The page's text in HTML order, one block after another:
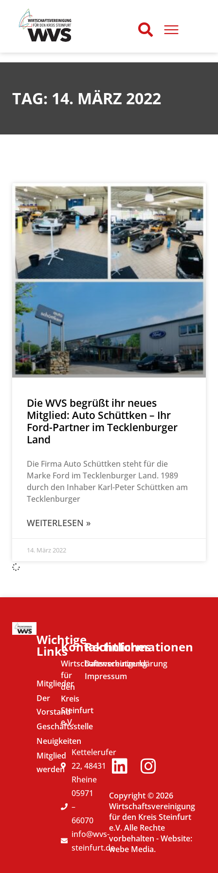
TAG: 14. MÄRZ 2022
Die WVS begrüßt ihr neues
Mitglied: Auto Schüttken – Ihr
Ford-Partner im Tecklenburger
Land
Die Firma Auto Schüttken steht für die
Marke Ford im Tecklenburger Land. 1989
durch den Inhaber Karl-Peter Schüttken am
Tecklenburger
WEITERLESEN »
14. März 2022
Wichtige
Links
Mitglieder
Der
Vorstand
Geschäftsstelle
Neuigkeiten
Mitglied
werden
Kontaktinformationen
Wirtschaftsvereinigung
für
den
Kreis
Steinfurt
e.V.
Kettelerufer
22, 48431
Rheine
05971
–
66070
info@wvs-
steinfurt.de
Rechtliches
Datenschutzerklärung
Impressum
Copyright © 2026
Wirtschaftsvereinigung
für den Kreis Steinfurt
e.V. Alle Rechte
vorbehalten -Website:
webe Media.